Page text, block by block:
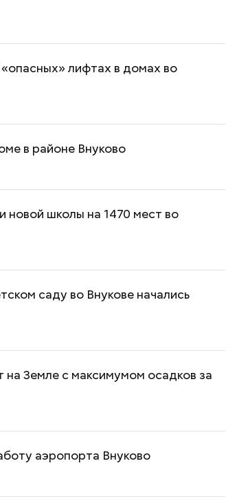
лифтах в домах во
в районе Внуково
новой школы на 1470 мест во
саду во Внукове начались
на Земле с максимумом осадков за
аэропорта Внуково
по
фильм «Чучело»: стоит ли
смотреть и что говорят
критики